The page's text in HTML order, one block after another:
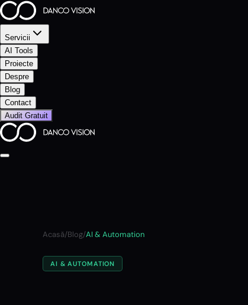
Servicii
AI Tools
Proiecte
Despre
Blog
Contact
Audit Gratuit
Acasă/Blog/AI & Automation
AI & AUTOMATION